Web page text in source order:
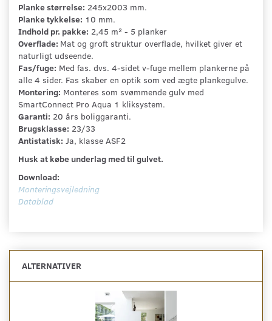
Planke størrelse: 245x2003 mm.
Planke tykkelse: 10 mm.
Indhold pr. pakke: 2,45 m² - 5 planker
Overflade: Mat og groft struktur overflade, hvilket giver et
naturligt udseende.
Fas/fuge: Med fas. dvs. 4-sidet v-fuge mellem plankerne på
alle 4 sider. Fas skaber en optik som ved ægte plankegulve.
Montering: Monteres som svømmende gulv med
SmartConnect Pro Aqua 1 kliksystem.
Garanti: 20 års boliggaranti.
Brugsklasse: 23/33
Antistatisk: Ja, klasse ASF2
Husk at købe underlag med til gulvet.
Download:
Monteringsvejledning
Datablad
ALTERNATIVER